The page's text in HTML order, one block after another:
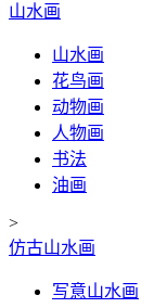
山水画
山水画
花鸟画
动物画
人物画
书法
油画
>
仿古山水画
写意山水画